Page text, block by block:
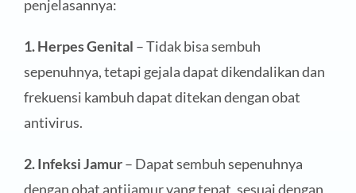
penjelasannya:
1. Herpes Genital – Tidak bisa sembuh
sepenuhnya, tetapi gejala dapat dikendalikan dan
frekuensi kambuh dapat ditekan dengan obat
antivirus.
2. Infeksi Jamur– Dapat sembuh sepenuhnya
dengan obat antijamur yang tepat, sesuai dengan